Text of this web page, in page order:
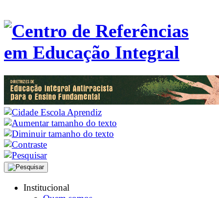
Institucional